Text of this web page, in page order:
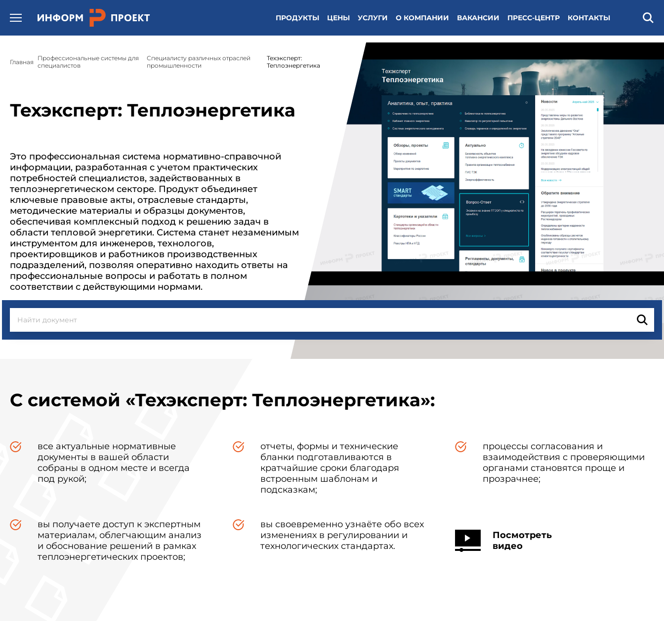
Открыть бургер меню.
ПРОДУКТЫ ЦЕНЫ УСЛУГИ О КОМПАНИИ ВАКАНСИИ ПРЕСС-ЦЕНТР КОНТАКТЫ
Главная
Профессиональные системы для
специалистов
Специалисту различных отраслей
промышленности
Техэксперт:
Теплоэнергетика
Техэксперт: Теплоэнергетика
Это профессиональная система нормативно-справочной
информации, разработанная с учетом практических
потребностей специалистов, задействованных в
теплоэнергетическом секторе. Продукт объединяет
ключевые правовые акты, отраслевые стандарты,
методические материалы и образцы документов,
обеспечивая комплексный подход к решению задач в
области тепловой энергетики. Система станет незаменимым
инструментом для инженеров, технологов,
проектировщиков и работников производственных
подразделений, позволяя оперативно находить ответы на
профессиональные вопросы и работать в полном
соответствии с действующими нормами.
С системой «Техэксперт: Теплоэнергетика»:
все актуальные нормативные
документы в вашей области
собраны в одном месте и всегда
под рукой;
отчеты, формы и технические
бланки подготавливаются в
кратчайшие сроки благодаря
встроенным шаблонам и
подсказкам;
процессы согласования и
взаимодействия с проверяющими
органами становятся проще и
прозрачнее;
вы получаете доступ к экспертным
материалам, облегчающим анализ
и обоснование решений в рамках
теплоэнергетических проектов;
вы своевременно узнаёте обо всех
изменениях в регулировании и
технологических стандартах.
Посмотреть
видео